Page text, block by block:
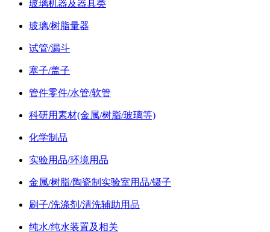
玻璃机器及器具类
玻璃/树脂量器
试管/漏斗
塞子/盖子
管件零件/水管/软管
科研用素材(金属/树脂/玻璃等)
化学制品
实验用品/环境用品
金属/树脂/陶瓷制实验室用品/镊子
刷子/洗涤剂/清洗辅助用品
纯水/纯水装置及相关